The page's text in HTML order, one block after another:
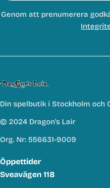
Genom att prenumerera
Din spelbutik i Stockholm och
© 2024 Dragon's Lair
Org. Nr: 556631-9009
Öppettider
Sveavägen 118